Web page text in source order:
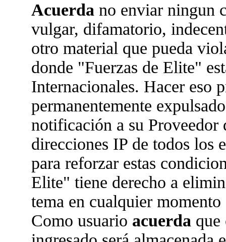
Acuerda no enviar ningun
vulgar, difamatorio,
otro material que pueda
donde "Fuerzas de Elite"
Internacionales. Hacer eso
permanentemente
notificación a su Proveedor
direcciones IP de todos los
para reforzar estas
Elite" tiene derecho a
tema en cualquier
Como usuario acuerda que